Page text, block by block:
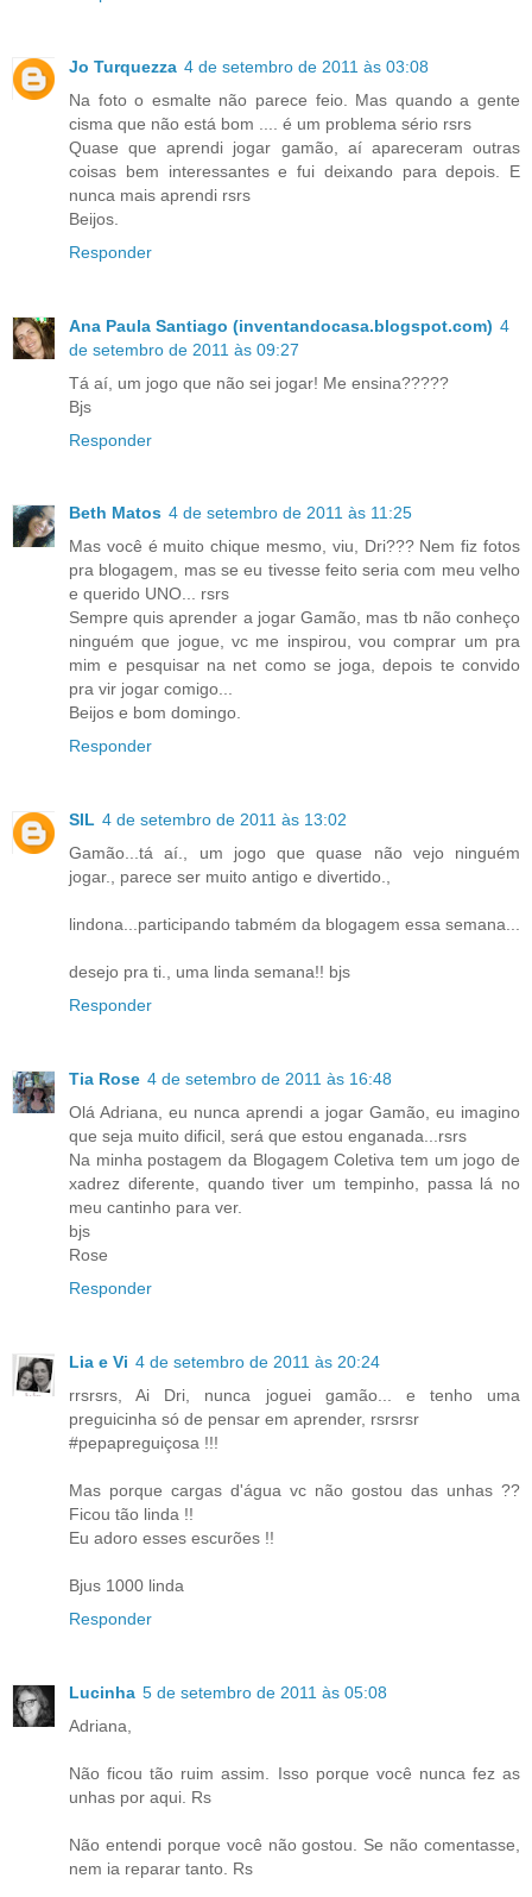
Jo Turquezza 4 de setembro de 2011 às 03:08
Na foto o esmalte não parece feio. Mas quando a gente
cisma que não está bom .... é um problema sério rsrs
Quase que aprendi jogar gamão, aí apareceram outras
coisas bem interessantes e fui deixando para depois. E
nunca mais aprendi rsrs
Beijos.
Responder
Ana Paula Santiago (inventandocasa.blogspot.com) 4
de setembro de 2011 às 09:27
Tá aí, um jogo que não sei jogar! Me ensina?????
Bjs
Responder
Beth Matos 4 de setembro de 2011 às 11:25
Mas você é muito chique mesmo, viu, Dri??? Nem fiz fotos
pra blogagem, mas se eu tivesse feito seria com meu velho
e querido UNO... rsrs
Sempre quis aprender a jogar Gamão, mas tb não conheço
ninguém que jogue, vc me inspirou, vou comprar um pra
mim e pesquisar na net como se joga, depois te convido
pra vir jogar comigo...
Beijos e bom domingo.
Responder
SIL 4 de setembro de 2011 às 13:02
Gamão...tá aí., um jogo que quase não vejo ninguém
jogar., parece ser muito antigo e divertido.,
lindona...participando tabmém da blogagem essa semana...
desejo pra ti., uma linda semana!! bjs
Responder
Tia Rose 4 de setembro de 2011 às 16:48
Olá Adriana, eu nunca aprendi a jogar Gamão, eu imagino
que seja muito dificil, será que estou enganada...rsrs
Na minha postagem da Blogagem Coletiva tem um jogo de
xadrez diferente, quando tiver um tempinho, passa lá no
meu cantinho para ver.
bjs
Rose
Responder
Lia e Vi 4 de setembro de 2011 às 20:24
rrsrsrs, Ai Dri, nunca joguei gamão... e tenho uma
preguicinha só de pensar em aprender, rsrsrsr
#pepapreguiçosa !!!
Mas porque cargas d'água vc não gostou das unhas ??
Ficou tão linda !!
Eu adoro esses escurões !!
Bjus 1000 linda
Responder
Lucinha 5 de setembro de 2011 às 05:08
Adriana,
Não ficou tão ruim assim. Isso porque você nunca fez as
unhas por aqui. Rs
Não entendi porque você não gostou. Se não comentasse,
nem ia reparar tanto. Rs